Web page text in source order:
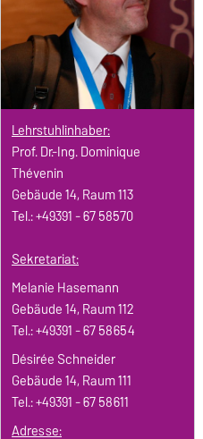
Lehrstuhlinhaber:
Prof. Dr.-Ing. Dominique
Thévenin
Gebäude 14, Raum 113
Tel.: +49391 - 67 58570
Sekretariat:
Melanie Hasemann
Gebäude 14, Raum 112
Tel.: +49391 - 67 58654
Désirée Schneider
Gebäude 14, Raum 111
Tel.: +49391 - 67 58611
Adresse: